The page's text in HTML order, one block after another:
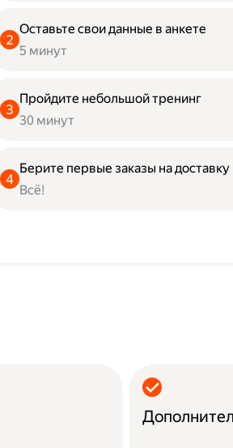
Оставьте свои данные в анкете
5 минут
Пройдите небольшой тренинг
30 минут
Берите первые заказы на
Всё!